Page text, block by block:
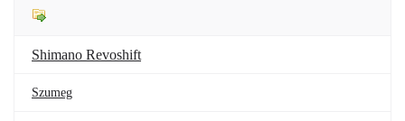
Shimano Revoshift
Szumeg